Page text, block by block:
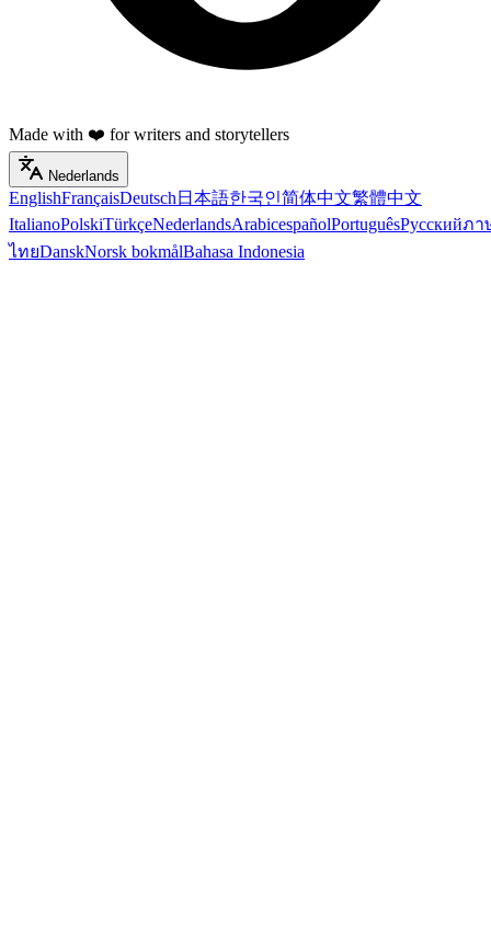
Made with ❤️ for writers and storytellers
Nederlands
EnglishFrançaisDeutsch 日本語한국인简体中文繁體中文
ItalianoPolskiTürkçeNederlandsArabicespañolPortuguêsРусскийภา
ไทยDanskNorsk bokmålBahasa Indonesia